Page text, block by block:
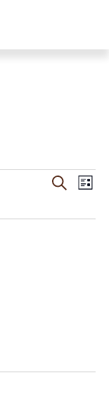
SucheListe